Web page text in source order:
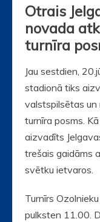
Otrais
novada
turnīra
Jau sestdien,
stadionā tiks
valstspilsētas
turnīra posms.
aizvadīts
trešais gaidāms
svētku ietvaros.
Turnīrs
pulksten 11.00.